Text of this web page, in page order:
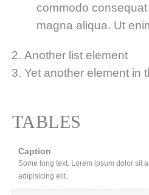
commodo consequat
magna aliqua. Ut
Another list element
Yet another element in
TABLES
Caption
Some long text. Lorem ipsum dolor sit
adipisicing elit.